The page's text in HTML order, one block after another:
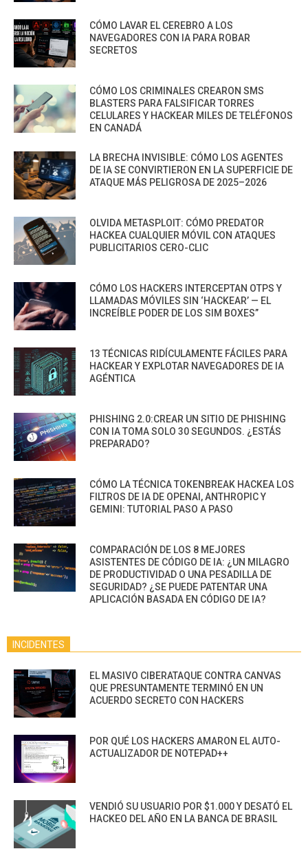
CÓMO LAVAR EL CEREBRO A LOS
NAVEGADORES CON IA PARA ROBAR
SECRETOS
CÓMO LOS CRIMINALES CREARON SMS
BLASTERS PARA FALSIFICAR TORRES
CELULARES Y HACKEAR MILES DE TELÉFONOS
EN CANADÁ
LA BRECHA INVISIBLE: CÓMO LOS AGENTES
DE IA SE CONVIRTIERON EN LA SUPERFICIE DE
ATAQUE MÁS PELIGROSA DE 2025–2026
OLVIDA METASPLOIT: CÓMO PREDATOR
HACKEA CUALQUIER MÓVIL CON ATAQUES
PUBLICITARIOS CERO-CLIC
CÓMO LOS HACKERS INTERCEPTAN OTPS Y
LLAMADAS MÓVILES SIN ‘HACKEAR’ — EL
INCREÍBLE PODER DE LOS SIM BOXES”
13 TÉCNICAS RIDÍCULAMENTE FÁCILES PARA
HACKEAR Y EXPLOTAR NAVEGADORES DE IA
AGÉNTICA
PHISHING 2.0:CREAR UN SITIO DE PHISHING
CON IA TOMA SOLO 30 SEGUNDOS. ¿ESTÁS
PREPARADO?
CÓMO LA TÉCNICA TOKENBREAK HACKEA LOS
FILTROS DE IA DE OPENAI, ANTHROPIC Y
GEMINI: TUTORIAL PASO A PASO
COMPARACIÓN DE LOS 8 MEJORES
ASISTENTES DE CÓDIGO DE IA: ¿UN MILAGRO
DE PRODUCTIVIDAD O UNA PESADILLA DE
SEGURIDAD? ¿SE PUEDE PATENTAR UNA
APLICACIÓN BASADA EN CÓDIGO DE IA?
INCIDENTES
EL MASIVO CIBERATAQUE CONTRA CANVAS
QUE PRESUNTAMENTE TERMINÓ EN UN
ACUERDO SECRETO CON HACKERS
POR QUÉ LOS HACKERS AMARON EL AUTO-
ACTUALIZADOR DE NOTEPAD++
VENDIÓ SU USUARIO POR $1.000 Y DESATÓ EL
HACKEO DEL AÑO EN LA BANCA DE BRASIL